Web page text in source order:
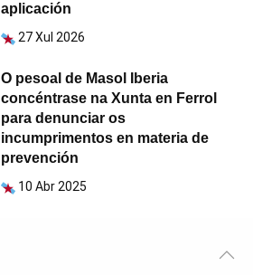
aplicación
27 Xul 2026
O pesoal de Masol Iberia
concéntrase na Xunta en Ferrol
para denunciar os
incumprimentos en materia de
prevención
10 Abr 2025